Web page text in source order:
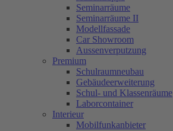
Seminarräume
Seminarräume II
Modellfassade
Car Showroom
Aussenverputzung
Premium
Schulraumneubau
Gebäudeerweiterung
Schul- und Klassenräume
Laborcontainer
Interieur
Mobilfunkanbieter